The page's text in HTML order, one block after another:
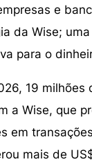
e
da Wise;
para o
19 milhões
a Wise, que
em transações
mais de